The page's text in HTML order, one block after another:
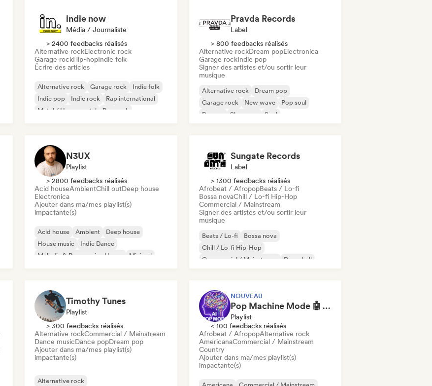
indie now
Média / Journaliste
> 2400 feedbacks réalisés
Alternative rockElectronic rock
Garage rockHip-hopIndie folk
Écrire des articles
Alternative rock Garage rock
Indie folk
Indie pop
Indie rock
Rap international
Metal / Heavy metal
Pop rock
Pravda Records
Label
> 800 feedbacks réalisés
Alternative rockDream popElectronica
Garage rockIndie pop
Signer des artistes et/ou sortir leur
musique
Alternative rock
Dream pop
Garage rock
New wave
Pop soul
Reggae
Shoegaze Soul
N3UX
Playlist
> 2800 feedbacks réalisés
Acid houseAmbientChill outDeep house
Electronica
Ajouter dans ma/mes playlist(s)
impactante(s)
Acid house Ambient
Deep house
House music
Indie Dance
Melodic & Progressive House
Minimal
Sungate Records
Label
> 1300 feedbacks réalisés
Afrobeat / AfropopBeats / Lo-fi
Bossa novaChill / Lo-fi Hip-Hop
Commercial / Mainstream
Signer des artistes et/ou sortir leur
musique
Beats / Lo-fi
Bossa nova
Chill / Lo-fi Hip-Hop
Commercial / Mainstream
Dancehall
Timothy Tunes
Playlist
> 300 feedbacks réalisés
Alternative rockCommercial / Mainstream
Dance musicDance popDream pop
Ajouter dans ma/mes playlist(s)
impactante(s)
Alternative rock
NOUVEAU
Pop Machine Mode 🤖 AI Music, Indie Pop & Dream Pop
Playlist
< 100 feedbacks réalisés
Afrobeat / AfropopAlternative rock
AmericanaCommercial / Mainstream
Country
Ajouter dans ma/mes playlist(s)
impactante(s)